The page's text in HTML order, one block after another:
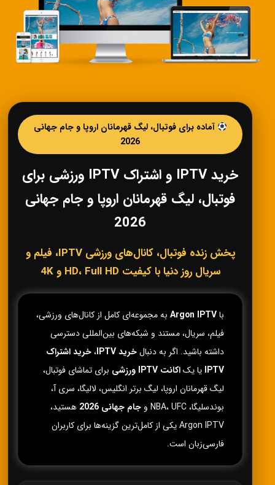
آماده برای فوتبال، لیگ قهرمانان اروپا و جام جهانی
2026
خرید IPTV و اشتراک IPTV ورزشی برای
فوتبال، لیگ قهرمانان اروپا و جام جهانی
2026
پخش زنده فوتبال، کانال‌های ورزشی IPTV، فیلم و
سریال روز دنیا با کیفیت HD، Full HD و 4K
باArgon IPTV به مجموعه‌ای کامل از کانال‌های ورزشی،
فیلم، سریال، مستند و شبکه‌های بین‌المللی دسترسی
داشته باشید. اگر به دنبالخرید IPTV ،خرید اشتراک
IPTV یا یکاکانت IPTV ورزشی
برای تماشای فوتبال،
لیگ قهرمانان اروپا، لیگ برتر انگلیس، لالیگا، سری آ،
بوندسلیگا، NBA، UFC و
جام جهانی 2026
هستید،
Argon IPTV یکی از کامل‌ترین گزینه‌ها برای کاربران
فارسی‌زبان است.